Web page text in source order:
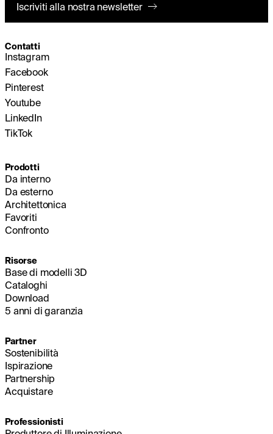
Iscriviti alla nostra newsletter
Contatti
Instagram
Facebook
Pinterest
Youtube
LinkedIn
TikTok
Prodotti
Da interno
Da esterno
Architettonica
Favoriti
Confronto
Risorse
Base di modelli 3D
Cataloghi
Download
5 anni di garanzia
Partner
Sostenibilità
Ispirazione
Partnership
Acquistare
Professionisti